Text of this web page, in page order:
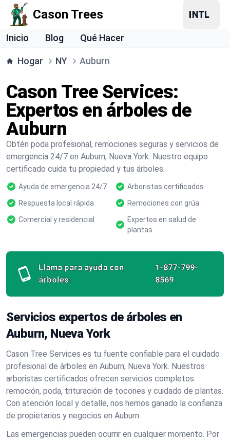
Cason Trees
Inicio Blog Qué Hacer
Hogar NY Auburn
Cason Tree Services:
Expertos en árboles de
Auburn
Obtén poda profesional, remociones seguras y servicios de
emergencia 24/7 en Auburn, Nueva York. Nuestro equipo
certificado cuida tu propiedad y tus árboles.
Ayuda de emergencia 24/7
Arboristas certificados
Respuesta local rápida
Remociones con grúa
Comercial y residencial
Expertos en salud de
plantas
Llama para ayuda con
árboles:
1-877-799-
8569
Servicios expertos de árboles en
Auburn, Nueva York
Cason Tree Services es tu fuente confiable para el cuidado
profesional de árboles en Auburn, Nueva York. Nuestros
arboristas certificados ofrecen servicios completos:
remoción, poda, trituración de tocones y cuidado de plantas.
Con atención local y detalle, nos hemos ganado la confianza
de propietarios y negocios en Auburn.
Las emergencias pueden ocurrir en cualquier momento. Por